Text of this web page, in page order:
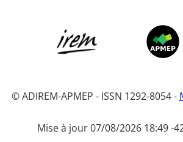
© ADIREM-APMEP - ISSN 1292-8054 -
Mise à jour 07/08/2026 18:49 -